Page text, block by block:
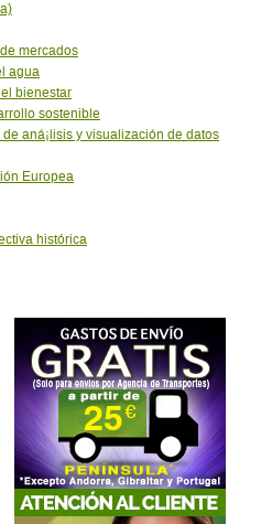
mercados
agua
bienestar
sostenible
aná¡lisis y visualización de datos
Europea
histórica